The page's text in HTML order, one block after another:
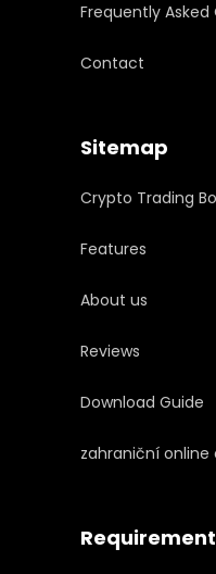
Frequently Asked
Contact
Sitemap
Crypto Trading
Features
About us
Reviews
Download Guide
zahraniční online